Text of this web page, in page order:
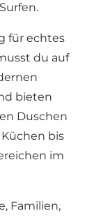
für echtes
du auf
bieten
Duschen
bis
im
Familien,